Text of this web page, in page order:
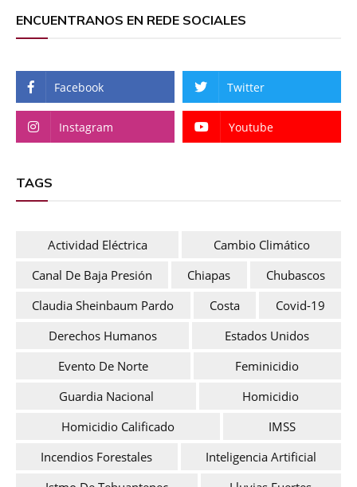
ENCUENTRANOS EN REDE SOCIALES
Facebook Twitter
Instagram Youtube
TAGS
Actividad Eléctrica
Cambio Climático
Canal De Baja Presión
Chiapas
Chubascos
Claudia Sheinbaum Pardo
Costa
Covid-19
Derechos Humanos
Estados Unidos
Evento De Norte
Feminicidio
Guardia Nacional
Homicidio
Homicidio Calificado
IMSS
Incendios Forestales
Inteligencia Artificial